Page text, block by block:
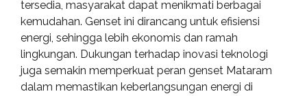
tersedia, masyarakat dapat menikmati berbagai
kemudahan. Genset ini dirancang untuk efisiensi
energi, sehingga lebih ekonomis dan ramah
lingkungan. Dukungan terhadap inovasi teknologi
juga semakin memperkuat peran genset Mataram
dalam memastikan keberlangsungan energi di